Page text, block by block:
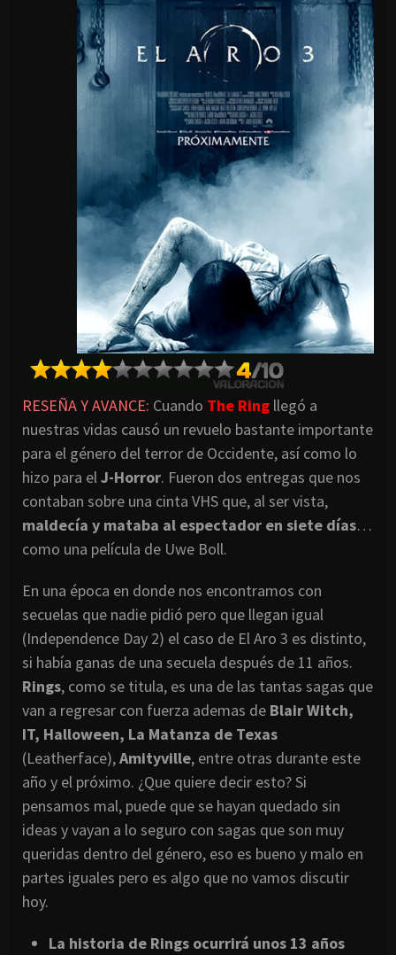
RESEÑA Y AVANCE: Cuando The Ring llegó a
nuestras vidas causó un revuelo bastante importante
para el género del terror de Occidente, así como lo
hizo para elJ-Horror. Fueron dos entregas que nos
contaban sobre una cinta VHS que, al ser vista,
maldecía y mataba al espectador en siete días…
como una película de Uwe Boll.
En una época en donde nos encontramos con
secuelas que nadie pidió pero que llegan igual
(Independence Day 2) el caso de El Aro 3 es distinto,
si había ganas de una secuela después de 11 años.
Rings, como se titula, es una de las tantas sagas que
van a regresar con fuerza ademas de Blair Witch,
IT, Halloween, La Matanza de Texas
(Leatherface),Amityville, entre otras durante este
año y el próximo. ¿Que quiere decir esto? Si
pensamos mal, puede que se hayan quedado sin
ideas y vayan a lo seguro con sagas que son muy
queridas dentro del género, eso es bueno y malo en
partes iguales pero es algo que no vamos discutir
hoy.
La historia de Rings ocurrirá unos 13 años